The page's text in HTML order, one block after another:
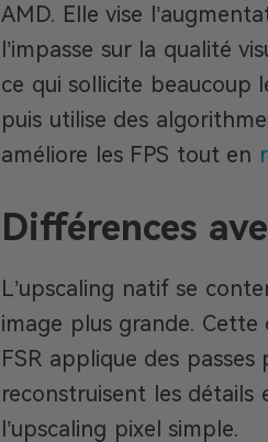
AMD. Elle vise
l’impasse sur la qualité
ce qui sollicite beaucoup
puis utilise des
améliore les FPS tout en
Différences
L’upscaling natif se
image plus grande.
FSR applique des passes
reconstruisent les
l’upscaling pixel simple.